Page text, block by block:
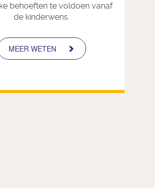
behoeften te voldoen vanaf
de kinderwens.
MEER WETEN